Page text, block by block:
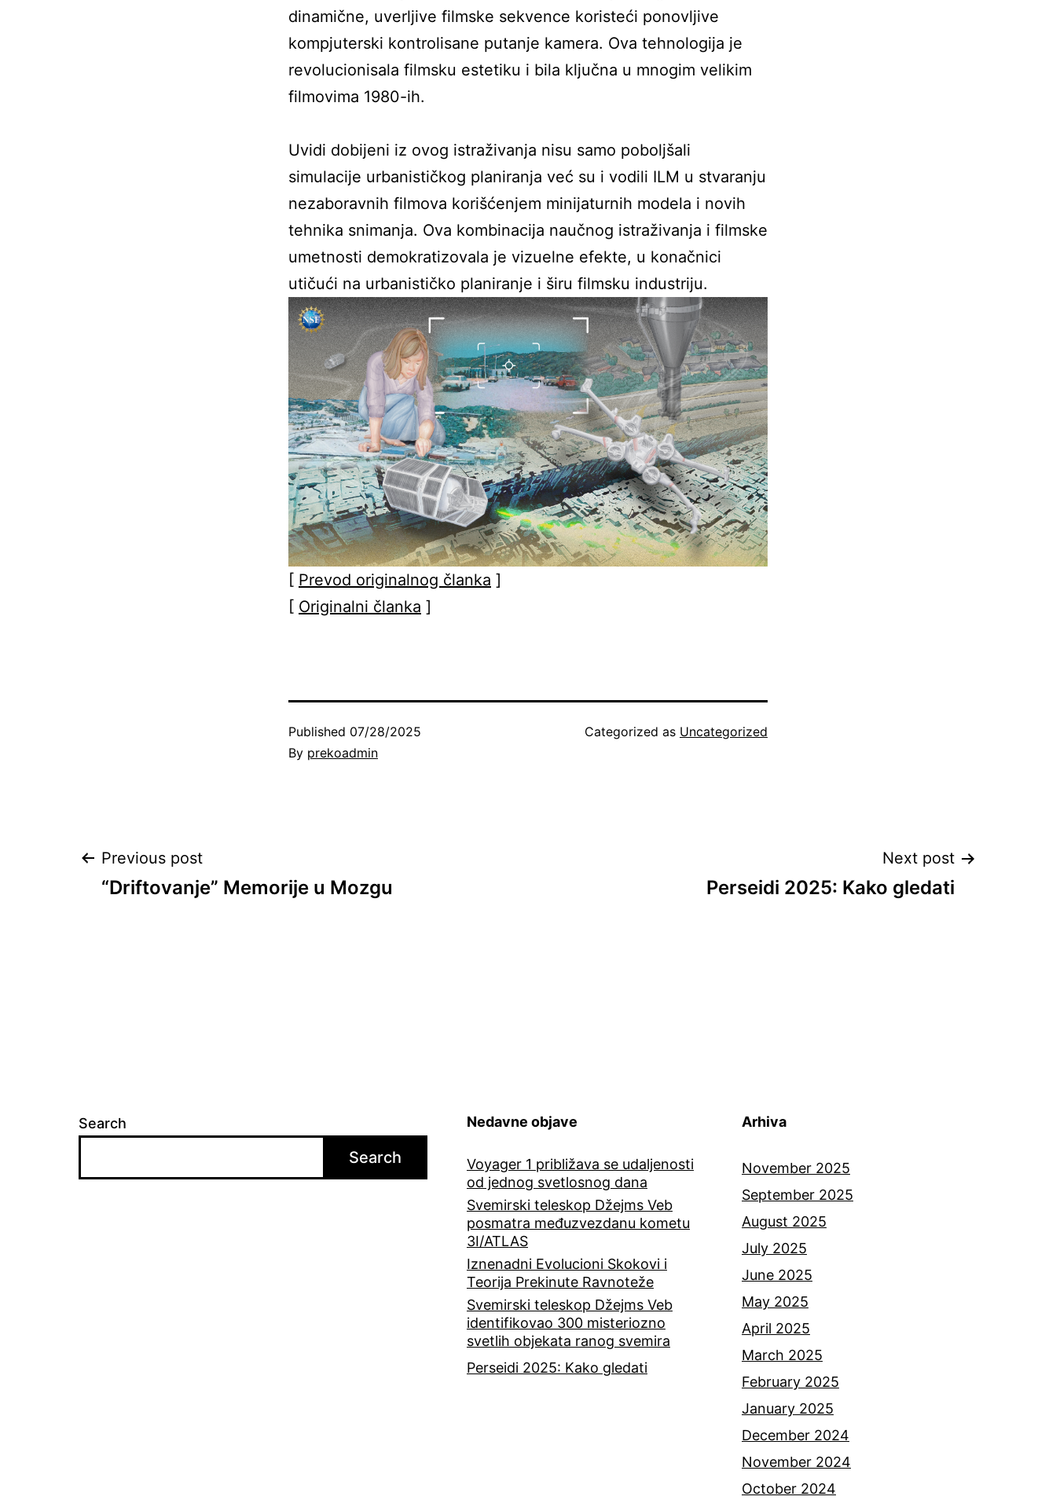
dinamične, uverljive filmske sekvence koristeći ponovljive
kompjuterski kontrolisane putanje kamera. Ova tehnologija je
revolucionisala filmsku estetiku i bila ključna u mnogim velikim
filmovima 1980-ih.
Uvidi dobijeni iz ovog istraživanja nisu samo poboljšali
simulacije urbanističkog planiranja već su i vodili ILM u stvaranju
nezaboravnih filmova korišćenjem minijaturnih modela i novih
tehnika snimanja. Ova kombinacija naučnog istraživanja i filmske
umetnosti demokratizovala je vizuelne efekte, u konačnici
utičući na urbanističko planiranje i širu filmsku industriju.
[ Prevod originalnog članka ]
[ Originalni članka ]
Published 07/28/2025
By prekoadmin
Categorized as Uncategorized
Post
Previous post
“Driftovanje” Memorije u Mozgu
Next post
Perseidi 2025: Kako gledati
Search
Search
Nedavne objave
Voyager 1 približava se udaljenosti
od jednog svetlosnog dana
Svemirski teleskop Džejms Veb
posmatra međuzvezdanu kometu
3I/ATLAS
Iznenadni Evolucioni Skokovi i
Teorija Prekinute Ravnoteže
Svemirski teleskop Džejms Veb
identifikovao 300 misteriozno
svetlih objekata ranog svemira
Perseidi 2025: Kako gledati
Arhiva
November 2025
September 2025
August 2025
July 2025
June 2025
May 2025
April 2025
March 2025
February 2025
January 2025
December 2024
November 2024
October 2024